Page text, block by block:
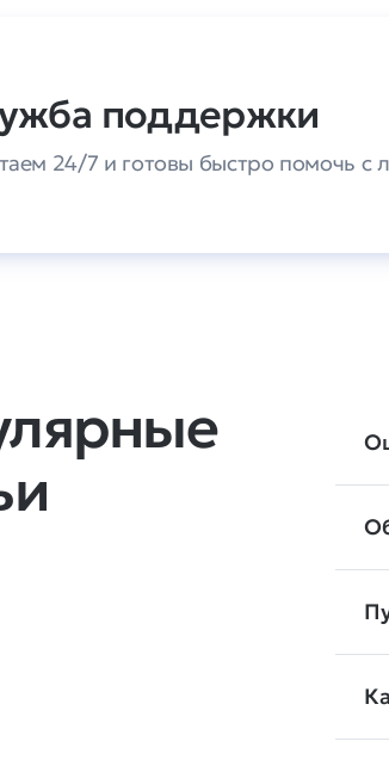
поддержки
24/7 и готовы быстро помочь